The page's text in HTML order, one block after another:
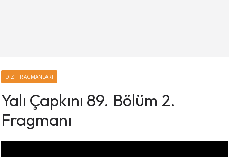
DIZI FRAGMANLARI
Yalı Çapkını 89. Bölüm 2.
Fragmanı